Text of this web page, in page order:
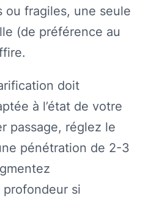
ou fragiles, une seule
(de préférence au
doit
à l’état de votre
passage, réglez le
pénétration de 2-3
si